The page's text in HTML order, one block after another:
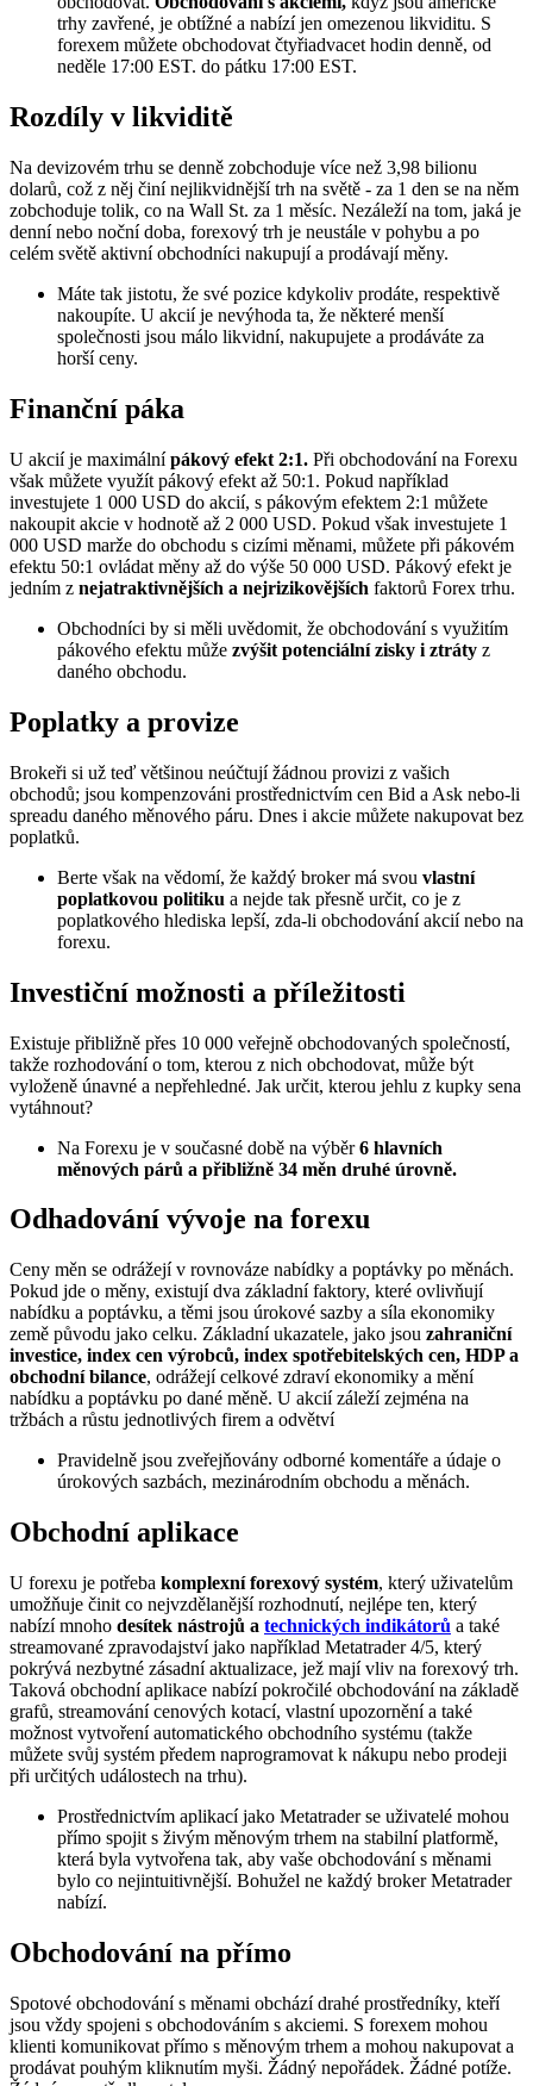
trhy zavřené, je obtížné a nabízí jen omezenou likviditu. S
forexem můžete obchodovat čtyřiadvacet hodin denně, od
neděle 17:00 EST. do pátku 17:00 EST.
Rozdíly v likviditě
Na devizovém trhu se denně zobchoduje více než 3,98 bilionu
dolarů, což z něj činí nejlikvidnější trh na světě - za 1 den se na něm
zobchoduje tolik, co na Wall St. za 1 měsíc. Nezáleží na tom, jaká je
denní nebo noční doba, forexový trh je neustále v pohybu a po
celém světě aktivní obchodníci nakupují a prodávají měny.
Máte tak jistotu, že své pozice kdykoliv prodáte, respektivě
nakoupíte. U akcií je nevýhoda ta, že některé menší
společnosti jsou málo likvidní, nakupujete a prodáváte za
horší ceny.
Finanční páka
U akcií je maximálnípákový efekt 2:1. Při obchodování na Forexu
však můžete využít pákový efekt až 50:1. Pokud například
investujete 1 000 USD do akcií, s pákovým efektem 2:1 můžete
nakoupit akcie v hodnotě až 2 000 USD. Pokud však investujete 1
000 USD marže do obchodu s cizími měnami, můžete při pákovém
efektu 50:1 ovládat měny až do výše 50 000 USD. Pákový efekt je
jedním z nejatraktivnějších a nejrizikovějších faktorů Forex trhu.
Obchodníci by si měli uvědomit, že obchodování s využitím
pákového efektu může zvýšit potenciální zisky i ztráty z
daného obchodu.
Poplatky a provize
Brokeři si už teď většinou neúčtují žádnou provizi z vašich
obchodů; jsou kompenzováni prostřednictvím cen Bid a Ask nebo-li
spreadu daného měnového páru. Dnes i akcie můžete nakupovat bez
poplatků.
Berte však na vědomí, že každý broker má svou vlastní
poplatkovou politiku a nejde tak přesně určit, co je z
poplatkového hlediska lepší, zda-li obchodování akcií nebo na
forexu.
Investiční možnosti a příležitosti
Existuje přibližně přes 10 000 veřejně obchodovaných společností,
takže rozhodování o tom, kterou z nich obchodovat, může být
vyloženě únavné a nepřehledné. Jak určit, kterou jehlu z kupky sena
vytáhnout?
Na Forexu je v současné době na výběr6 hlavních
měnových párů a přibližně 34 měn druhé úrovně.
Odhadování vývoje na forexu
Ceny měn se odrážejí v rovnováze nabídky a poptávky po měnách.
Pokud jde o měny, existují dva základní faktory, které ovlivňují
nabídku a poptávku, a těmi jsou úrokové sazby a síla ekonomiky
země původu jako celku. Základní ukazatele, jako jsou zahraniční
investice, index cen výrobců, index spotřebitelských cen, HDP a
obchodní bilance, odrážejí celkové zdraví ekonomiky a mění
nabídku a poptávku po dané měně. U akcií záleží zejména na
tržbách a růstu jednotlivých firem a odvětví
Pravidelně jsou zveřejňovány odborné komentáře a údaje o
úrokových sazbách, mezinárodním obchodu a měnách.
Obchodní aplikace
U forexu je potřeba komplexní forexový systém, který uživatelům
umožňuje činit co nejvzdělanější rozhodnutí, nejlépe ten, který
nabízí mnoho desítek nástrojů a technických indikátorů a také
streamované zpravodajství jako například Metatrader 4/5, který
pokrývá nezbytné zásadní aktualizace, jež mají vliv na forexový trh.
Taková obchodní aplikace nabízí pokročilé obchodování na základě
grafů, streamování cenových kotací, vlastní upozornění a také
možnost vytvoření automatického obchodního systému (takže
můžete svůj systém předem naprogramovat k nákupu nebo prodeji
při určitých událostech na trhu).
Prostřednictvím aplikací jako Metatrader se uživatelé mohou
přímo spojit s živým měnovým trhem na stabilní platformě,
která byla vytvořena tak, aby vaše obchodování s měnami
bylo co nejintuitivnější. Bohužel ne každý broker Metatrader
nabízí.
Obchodování na přímo
Spotové obchodování s měnami obchází drahé prostředníky, kteří
jsou vždy spojeni s obchodováním s akciemi. S forexem mohou
klienti komunikovat přímo s měnovým trhem a mohou nakupovat a
prodávat pouhým kliknutím myši. Žádný nepořádek. Žádné potíže.